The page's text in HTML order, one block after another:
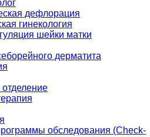
дефлорация
гинекология
шейки матки
дерматита
обследования (Check-